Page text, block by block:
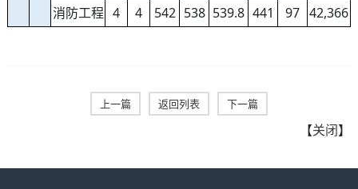
消防工程 4 4 542 538 539.8 441 97 42,366
上一篇 返回列表 下一篇
【关闭】